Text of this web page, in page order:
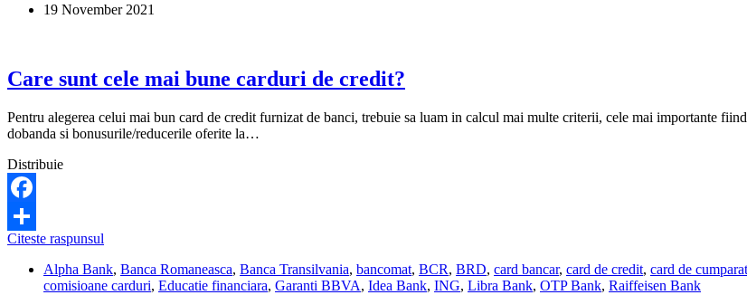
mai
refinantarea
unui
credit?
19 November 2021
Care sunt cele mai bune carduri de credit?
Pentru alegerea celui mai bun card de credit furnizat de banci, trebuie sa luam in calcul mai multe criterii, cele mai importante
dobanda si bonusurile/reducerile oferite la…
Distribuie
Facebook
Share
Citeste raspunsul
cele
mai
Alpha Bank, Banca Romaneasca, Banca Transilvania, bancomat, BCR, BRD, card bancar, card de credit, card de
comisioane carduri, Educatie financiara, Garanti BBVA, Idea Bank, ING, Libra Bank, OTP Bank, Raiffeisen Bank